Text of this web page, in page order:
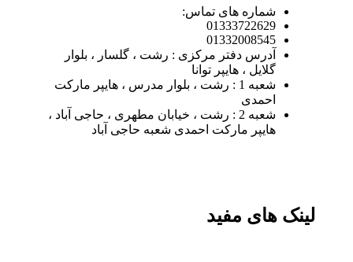
شماره های تماس:
01333722629
01332008545
آدرس دفتر مرکزی : رشت ، گلسار ، بلوار
گلایل ، هایپر توانا
شعبه 1 : رشت ، بلوار مدرس ، هایپر مارکت
احمدی
شعبه 2 : رشت ، خیابان مطهری ، حاجی آباد ،
هایپر مارکت احمدی شعبه حاجی آباد
لینک های مفید